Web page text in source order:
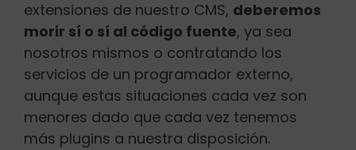
extensiones de nuestro CMS, deberemos
morir sí o sí al código fuente, ya sea
nosotros mismos o contratando los
servicios de un programador externo,
aunque estas situaciones cada vez son
menores dado que cada vez tenemos
más plugins a nuestra disposición.